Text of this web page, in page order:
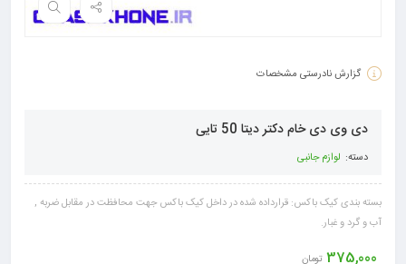
گزارش نادرستی مشخصات
دی وی دی خام دکتر دیتا 50 تایی
دسته: لوازم جانبی
بسته بندی کیک باکس: قرارداده شده در داخل کیک باکس جهت محافظت در مقابل ضربه ,
آب و گرد و غبار.
375,000 تومان